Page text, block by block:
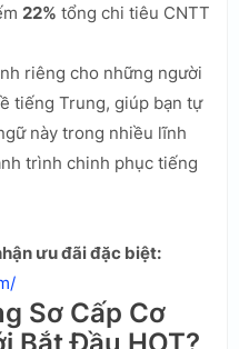
22% tổng chi tiêu CNTT
riêng cho những người
tiếng Trung, giúp bạn tự
này trong nhiều lĩnh
trình chinh phục tiếng
ưu đãi đặc biệt:
Sơ Cấp Cơ